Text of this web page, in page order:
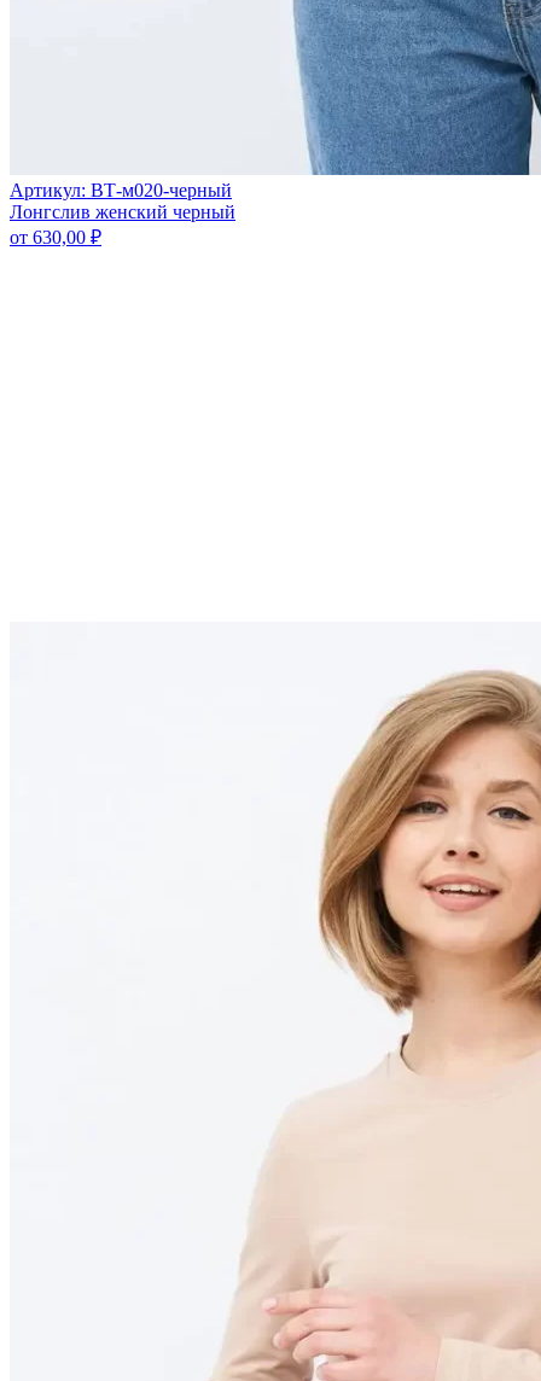
Артикул: ВТ-м020-черный
Лонгслив женский черный
от 630,00 ₽